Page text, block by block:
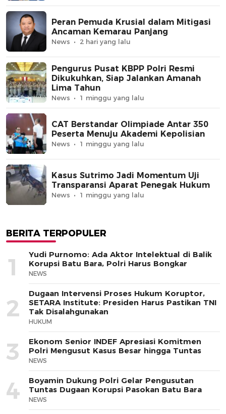
Peran Pemuda Krusial dalam Mitigasi
Ancaman Kemarau Panjang
News 2 hari yang lalu
Pengurus Pusat KBPP Polri Resmi
Dikukuhkan, Siap Jalankan Amanah
Lima Tahun
News 1 minggu yang lalu
CAT Berstandar Olimpiade Antar 350
Peserta Menuju Akademi Kepolisian
News 1 minggu yang lalu
Kasus Sutrimo Jadi Momentum Uji
Transparansi Aparat Penegak Hukum
News 1 minggu yang lalu
BERITA TERPOPULER
1
Yudi Purnomo: Ada Aktor Intelektual di Balik
Korupsi Batu Bara, Polri Harus Bongkar
NEWS
2
Dugaan Intervensi Proses Hukum Koruptor,
SETARA Institute: Presiden Harus Pastikan TNI
Tak Disalahgunakan
HUKUM
3
Ekonom Senior INDEF Apresiasi Komitmen
Polri Mengusut Kasus Besar hingga Tuntas
NEWS
4
Boyamin Dukung Polri Gelar Pengusutan
Tuntas Dugaan Korupsi Pasokan Batu Bara
NEWS